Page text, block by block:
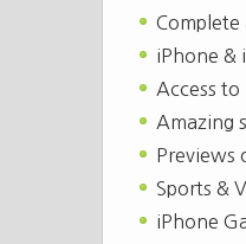
Complete
iPhone &
Access
Amazing
Previews
Sports &
iPhone